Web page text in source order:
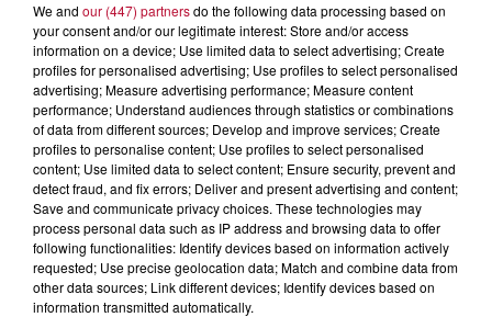
Podcast du 07/08/2026 -
10:03
Podcast du 07/08/2026 -
08:03
We and our (447) partnersdo the following data processing based on
your consent and/or our legitimate interest: Store and/or access
information on a device; Use limited data to select advertising; Create
profiles for personalised advertising; Use profiles to select personalised
advertising; Measure advertising performance; Measure content
performance; Understand audiences through statistics or combinations
of data from different sources; Develop and improve services; Create
profiles to personalise content; Use profiles to select personalised
content; Use limited data to select content; Ensure security, prevent and
detect fraud, and fix errors; Deliver and present advertising and content;
Save and communicate privacy choices. These technologies may
process personal data such as IP address and browsing data to offer
following functionalities: Identify devices based on information actively
requested; Use precise geolocation data; Match and combine data from
other data sources; Link different devices; Identify devices based on
information transmitted automatically.